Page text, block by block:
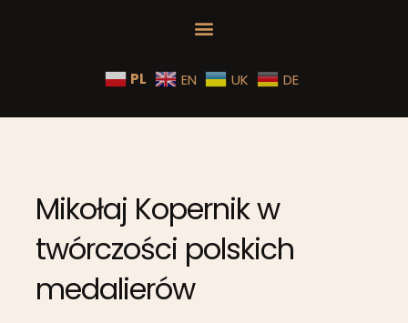
PL EN UK DE
Mikołaj Kopernik w
twórczości polskich
medalierów